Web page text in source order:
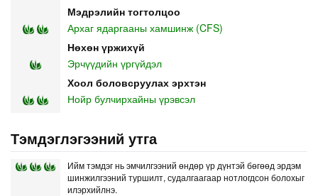
Мэдрэлийн тогтолцоо
Архаг ядаргааны хамшинж (CFS)
Нөхөн үржихүй
Эрчүүдийн үргүйдэл
Хоол боловсруулах эрхтэн
Нойр булчирхайны үрэвсэл
Тэмдэглэгээний утга
Ийм тэмдэг нь эмчилгээний өндөр үр дүнтэй бөгөөд эрдэм
шинжилгээний туршилт, судалгаагаар нотлогдсон болохыг
илэрхийлнэ.